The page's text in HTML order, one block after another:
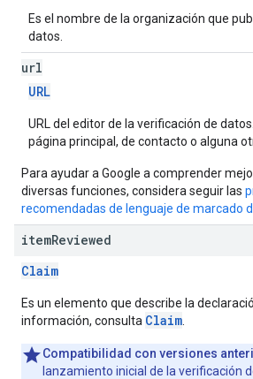
Es el nombre de la organización que
datos.
url
URL
URL del editor de la verificación de
página principal, de contacto o alguna
Para ayudar a Google a comprender
diversas funciones, considera seguir las
recomendadas de lenguaje de marcado
itemReviewed
Claim
Es un elemento que describe la
información, consulta Claim
Compatibilidad con versiones
lanzamiento inicial de la verificación